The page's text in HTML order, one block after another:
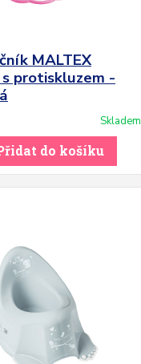
MALTEX
protiskluzem -
Skladem
do košíku